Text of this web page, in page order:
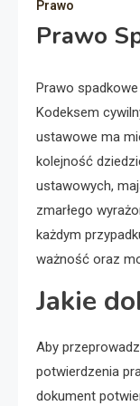
Prawo
Prawo
Prawo
Kodeksem
ustawowe ma
kolejność
ustawowych,
zmarłego
każdym
ważność oraz
Jakie
Aby
potwierdzenia
dokument